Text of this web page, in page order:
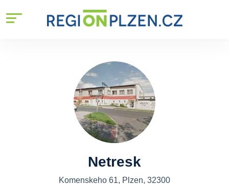
Netresk
Komenskeho 61, Plzen, 32300